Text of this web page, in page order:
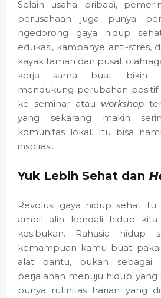
Selain usaha pribadi,
perusahaan juga punya
ngedorong gaya hidup
edukasi, kampanye anti-stres,
kayak taman dan pusat
kerja sama buat bikin
mendukung perubahan
ke seminar atau workshop
yang sekarang makin
komunitas lokal. Itu bisa
inspirasi.
Yuk Lebih Sehat dan
Revolusi gaya hidup sehat
ambil alih kendali hidup
kesibukan. Rahasia
kemampuan kamu buat
alat bantu, bukan sebagai
perjalanan menuju hidup yang
punya rutinitas harian yang